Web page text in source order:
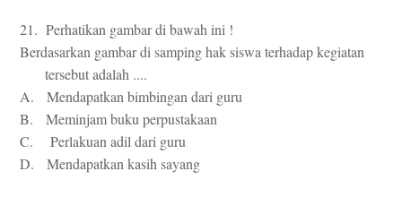
21. Perhatikan gambar di bawah ini !
Berdasarkan gambar di samping hak siswa terhadap kegiatan
tersebut adalah ....
A. Mendapatkan bimbingan dari guru
B. Meminjam buku perpustakaan
C. Perlakuan adil dari guru
D. Mendapatkan kasih sayang